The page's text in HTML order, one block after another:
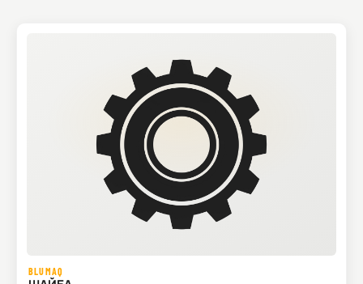
BLUMAQ